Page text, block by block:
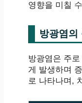
영향을 미칠
방광염의
방광염은 주
게 발생하며
로 나타나며,